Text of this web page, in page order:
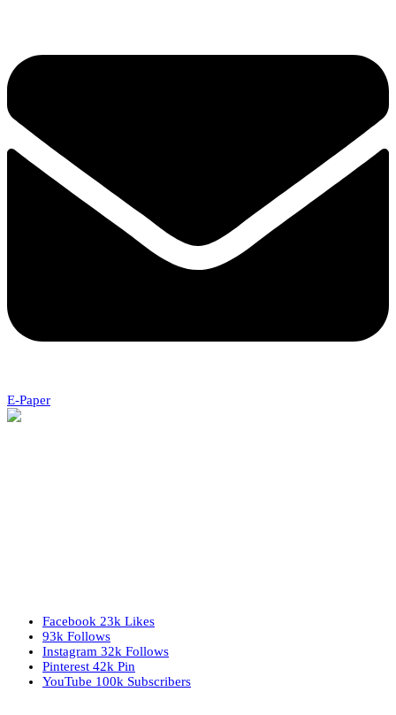
E-Paper
Facebook 23k Likes
93k Follows
Instagram 32k Follows
Pinterest 42k Pin
YouTube 100k Subscribers